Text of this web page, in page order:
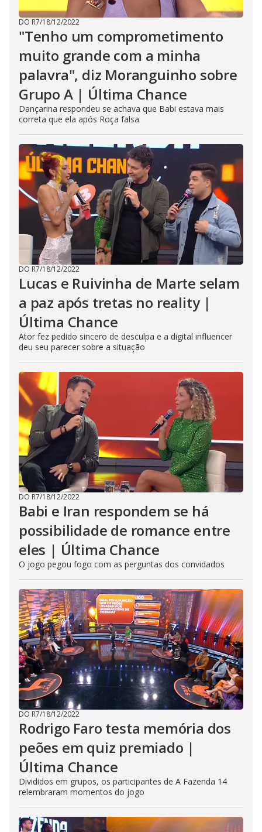
DO R7/18/12/2022
"Tenho um comprometimento
muito grande com a minha
palavra", diz Moranguinho sobre
Grupo A | Última Chance
Dançarina respondeu se achava que Babi estava mais
correta que ela após Roça falsa
DO R7/18/12/2022
Lucas e Ruivinha de Marte selam
a paz após tretas no reality |
Última Chance
Ator fez pedido sincero de desculpa e a digital influencer
deu seu parecer sobre a situação
DO R7/18/12/2022
Babi e Iran respondem se há
possibilidade de romance entre
eles | Última Chance
O jogo pegou fogo com as perguntas dos convidados
DO R7/18/12/2022
Rodrigo Faro testa memória dos
peões em quiz premiado |
Última Chance
Divididos em grupos, os participantes de A Fazenda 14
relembraram momentos do jogo